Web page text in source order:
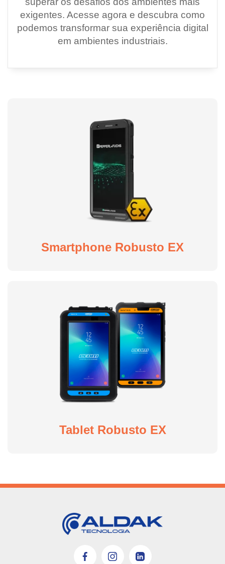
exigentes. Acesse agora e descubra como
podemos transformar sua experiência digital
em ambientes industriais.
Smartphone Robusto EX
Tablet Robusto EX